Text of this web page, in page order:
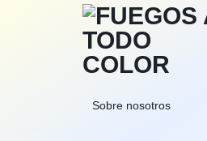
FUEGOS
FUEGOS
Sobre nosotros